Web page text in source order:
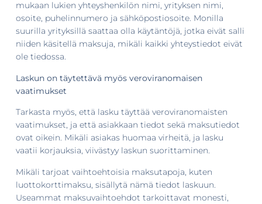
mukaan lukien yhteyshenkilön nimi, yrityksen nimi,
osoite, puhelinnumero ja sähköpostiosoite. Monilla
suurilla yrityksillä saattaa olla käytäntöjä, jotka eivät salli
niiden käsitellä maksuja, mikäli kaikki yhteystiedot eivät
ole tiedossa.
Laskun on täytettävä myös veroviranomaisen
vaatimukset
Tarkasta myös, että lasku täyttää veroviranomaisten
vaatimukset, ja että asiakkaan tiedot sekä maksutiedot
ovat oikein. Mikäli asiakas huomaa virheitä, ja lasku
vaatii korjauksia, viivästyy laskun suorittaminen.
Mikäli tarjoat vaihtoehtoisia maksutapoja, kuten
luottokorttimaksu, sisällytä nämä tiedot laskuun.
Useammat maksuvaihtoehdot tarkoittavat monesti,